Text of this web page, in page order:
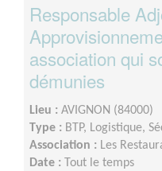
Responsable
association qui
démunies
Lieu : AVIGNON (84000)
Type : BTP, Logistique,
Association : Les
Date : Tout le temps